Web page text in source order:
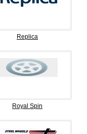
Replica
Royal Spin